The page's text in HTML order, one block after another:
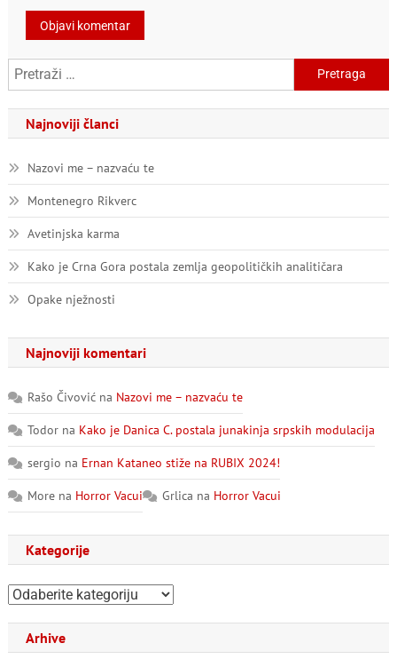
Pretraga:
Najnoviji članci
Nazovi me – nazvaću te
Montenegro Rikverc
Avetinjska karma
Kako je Crna Gora postala zemlja geopolitičkih analitičara
Opake nježnosti
Najnoviji komentari
Rašo Čivovićna Nazovi me – nazvaću te
Todorna Kako je Danica C. postala junakinja srpskih modulacija
sergio na Ernan Kataneo stiže na RUBIX 2024!
Morena Horror Vacui Grlica na Horror Vacui
Kategorije
Kategorije
Arhive